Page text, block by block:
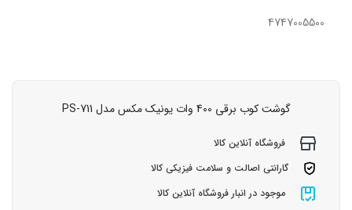
4747005500
گوشت کوب برقی 400 وات یونیک مکس مدل PS-711
فروشگاه آنلاین کالا
گارانتی اصالت و سلامت فیزیکی کالا
موجود در انبار فروشگاه آنلاین کالا